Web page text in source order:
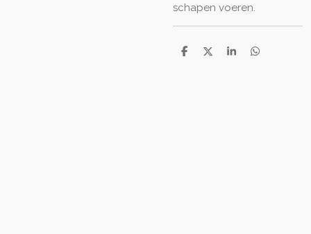
schapen voeren.
D
D
S
D